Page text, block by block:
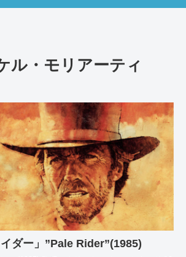
ル・モリアーティ
イダー」”Pale Rider”(1985)